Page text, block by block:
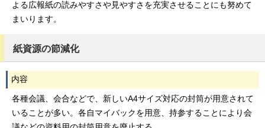
よる広報紙の読みやすさや見やすさを充実させることにも努めて
まいります。
紙資源の節減化
内容
各種会議、会合などで、新しいA4サイズ対応の封筒が用意されて
いることが多い。各自マイバックを用意、持参することにより会